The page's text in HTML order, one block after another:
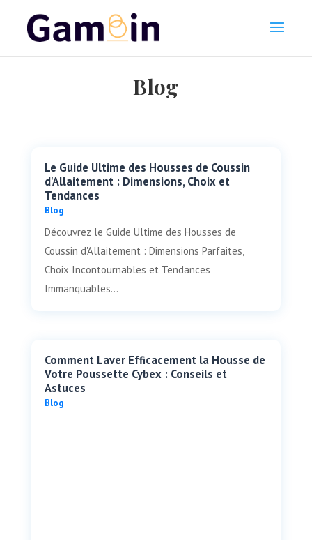
Blog
Le Guide Ultime des Housses de Coussin
d'Allaitement : Dimensions, Choix et
Tendances
Blog
Découvrez le Guide Ultime des Housses de
Coussin d'Allaitement : Dimensions Parfaites,
Choix Incontournables et Tendances
Immanquables...
Comment Laver Efficacement la Housse de
Votre Poussette Cybex : Conseils et
Astuces
Blog